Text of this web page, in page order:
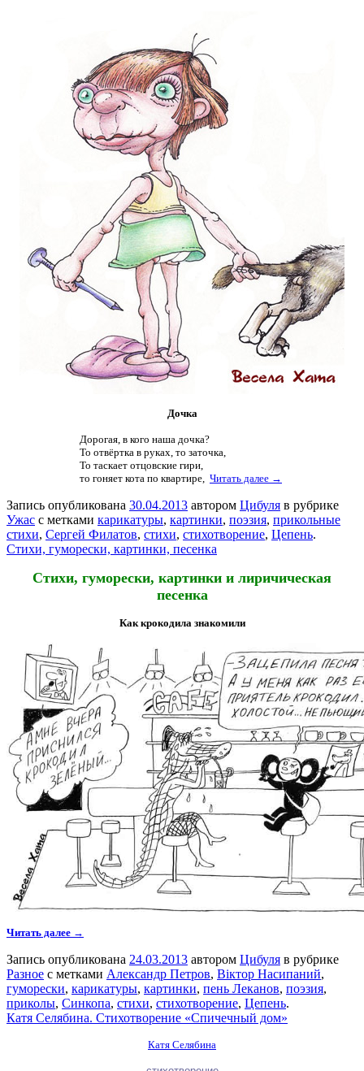
Дочка
Дорогая, в кого наша дочка?
То отвёртка в руках, то заточка,
То таскает отцовские гири,
то гоняет кота по квартире, Читать далее →
Запись опубликована 30.04.2013 автором Цибуля в рубрике
Ужас с метками карикатуры, картинки, поэзия, прикольные
стихи, Сергей Филатов, стихи, стихотворение, Цепень.
Стихи, гуморески, картинки, песенка
Стихи, гуморески, картинки и лиричическая
песенка
Как крокодила знакомили
Читать далее →
Запись опубликована 24.03.2013 автором Цибуля в рубрике
Разное с метками Александр Петров, Віктор Насипаний,
гуморески, карикатуры, картинки, пень Леканов, поэзия,
приколы, Синкопа, стихи, стихотворение, Цепень.
Катя Селябина. Стихотворение «Спичечный дом»
Катя Селябина